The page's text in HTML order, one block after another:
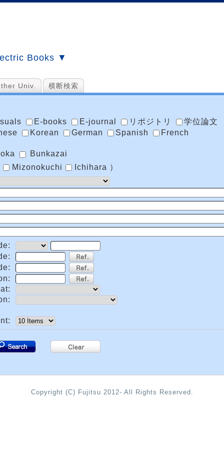
Books ▼
Univ. 横断検索
E-books E-journal リポジトリ
学位論文
Korean German Spanish French
Bunkazai
Mizonokuchi
Ichihara ）
Copyright (C) Fujitsu 2012- All Rights Reserved.